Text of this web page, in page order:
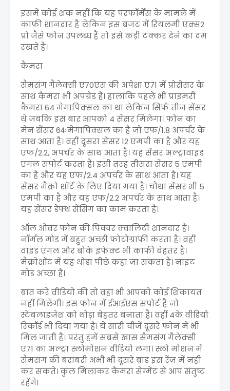
इसमें कोई शक नहीं कि यह परफॉर्मेंस के मामले में
काफी शानदार है लेकिन इस बजट में रियलमी एक्स2
प्रो जैसे फोन उपलब्ध हैं तो इसे कड़ी टक्कर देने का दम
रखते हैं।
कैमरा
सैमसंग गैलेक्सी ए70एस की अपेक्षा ए71 में प्रोसेसर के
साथ कैमरा भी अपग्रेड है। हालांकि पहले भी प्राइमरी
कैमरा 64 मेगापिक्सल का था लेकिन सिर्फ तीन सेंसर
थे जबकि इस बार आपको 4 सेंसर मिलेगा। फोन का
मेन सेंसर 64ःमेगापिक्सल का है जो एफ/1.8 अपर्चर के
साथ आता है। वहीं दूसरा सेंसर 12 एमपी का है और यह
एफ/2.2, अपर्चर के साथ आता है। यह सेंसर अल्ट्रावाइड
एंगल सपोर्ट करता है। इसी तरह तीसरा सेंसर 5 एमपी
का है और यह एफ/2.4 अपर्चर के साथ आता है। यह
सेंसर मैक्रो शॉर्ट के लिए दिया गया है। चौथा सेंसर भी 5
एमपी का है और यह एफ/2.2 अपर्चर के साथ आता है।
यह सेंसर डेफ्थ सेंसिंग का काम करता है।
ऑल ओवर फोन की पिक्चर क्वालिटी शानदार है।
नॉर्मल मोड में बहुत अच्छी फोटोग्राफी करता है। वहीं
वाइड एंगल और बोके इफेक्ट भी काफी बेहतर है।
मैक्रोशॉट में यह थोड़ा पीछे कहा जा सकता है। नाइट
मोड अच्छा है।
बात करे वीडियो की तो वहां भी आपको कोई शिकायत
नहीं मिलेगी। इस फोन में ईआईएस सपोर्ट है जो
स्टेबलाइजेश को थोड़ा बेहतर बनाता है। वहीं 4के वीडियो
रिकॉर्ड भी दिया गया है। ये सारी चीजें दूसरे फोन में भी
मिल जाती हैं। परंतु हमें सबसे खास सैमसंग गैलेक्सी
ए71 का अल्ट्रा स्लोमोशन वीडियो लगा। स्लो मोशन में
सैमसंग की बराबरी अभी भी दूसरे ब्रांड इस रेंज में नहीं
कर सकते। कुल मिलाकर कैमरा सेग्मेंट से आप संतुष्ट
रहेंगे।